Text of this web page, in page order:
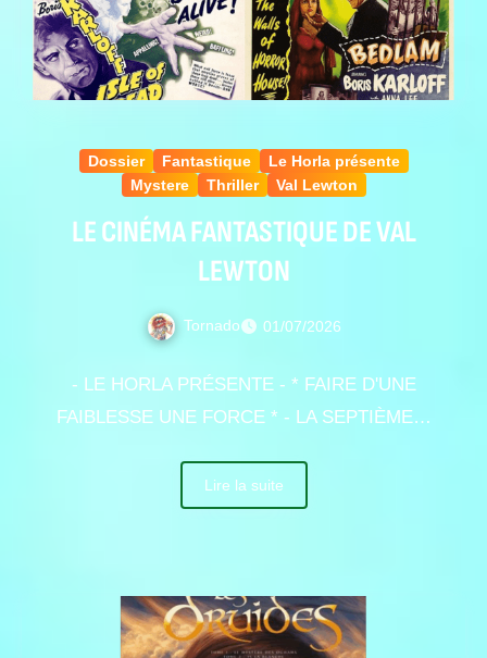
Dossier Fantastique
Le Horla présente
Mystere
Thriller Val Lewton
LE CINÉMA FANTASTIQUE DE VAL
LEWTON
Tornado 01/07/2026
- LE HORLA PRÉSENTE - * FAIRE D'UNE
FAIBLESSE UNE FORCE * - LA SEPTIÈME…
Lire la suite